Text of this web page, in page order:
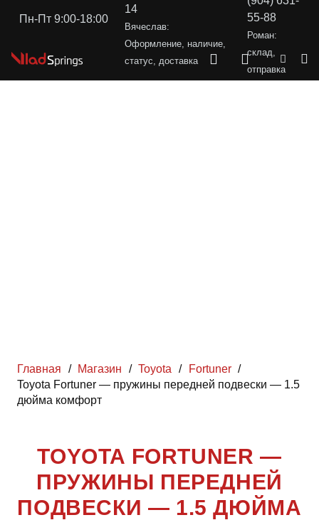
Пн-Пт 9:00-18:00
14
Вячеслав:
Оформление, наличие,
статус, доставка
55-88
Роман:
склад,
отправка
Главная / Магазин / Toyota / Fortuner /
Toyota Fortuner — пружины передней подвески — 1.5
дюйма комфорт
TOYOTA FORTUNER —
ПРУЖИНЫ ПЕРЕДНЕЙ
ПОДВЕСКИ — 1.5 ДЮЙМА